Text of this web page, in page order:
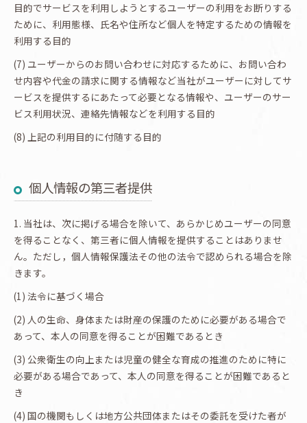
目的でサービスを利用しようとするユーザーの利用をお断りする
ために、利用態様、氏名や住所など個人を特定するための情報を
利用する目的
(7) ユーザーからのお問い合わせに対応するために、お問い合わ
せ内容や代金の請求に関する情報など当社がユーザーに対してサ
ービスを提供するにあたって必要となる情報や、ユーザーのサー
ビス利用状況、連絡先情報などを利用する目的
(8) 上記の利用目的に付随する目的
個人情報の第三者提供
1. 当社は、次に掲げる場合を除いて、あらかじめユーザーの同意
を得ることなく、第三者に個人情報を提供することはありませ
ん。ただし，個人情報保護法その他の法令で認められる場合を除
きます。
(1) 法令に基づく場合
(2) 人の生命、身体または財産の保護のために必要がある場合で
あって、本人の同意を得ることが困難であるとき
(3) 公衆衛生の向上または児童の健全な育成の推進のために特に
必要がある場合であって、本人の同意を得ることが困難であると
き
(4) 国の機関もしくは地方公共団体またはその委託を受けた者が